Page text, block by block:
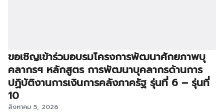
ขอเชิญเข้าร่วมอบรมโครงการพัฒนาศักยภาพบุ
คลากรฯ หลักสูตร การพัฒนาบุคลากรด้านการ
ปฏิบัติงานการเงินการคลังภาครัฐ รุ่นที่ 6 – รุ่นที่
10
สิงหาคม 5, 2026